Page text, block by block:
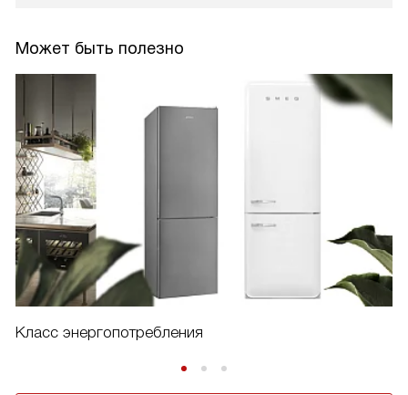
Может быть полезно
Класс энергопотребления